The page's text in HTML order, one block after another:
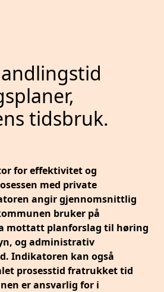
tidsbruk.
for effektivitet og
med private
angir gjennomsnittlig
bruker på
mottatt planforslag til høring
og administrativ
Indikatoren kan også
prosesstid fratrukket tid
er ansvarlig for i